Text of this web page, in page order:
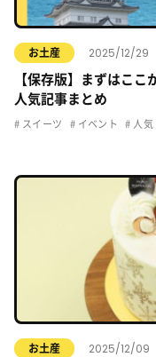
お土産 2025/12/29
【保存版】まずはここ
人気記事まとめ
スイーツ イベント 人気
お土産 2025/12/09